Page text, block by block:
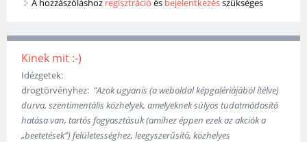
A hozzászóláshoz regisztráció és bejelentkezésszükséges
Kinek mit :-)
Idézgetek:
drogtörvényhez: "Azok ugyanis (a weboldal képgalériájából ítélve)
durva, szentimentális közhelyek, amelyeknek súlyos tudatmódosító
hatása van, tartós fogyasztásuk (amihez éppen ezek az akciók a
„beetetések”) felületességhez, leegyszerűsítő, közhelyes